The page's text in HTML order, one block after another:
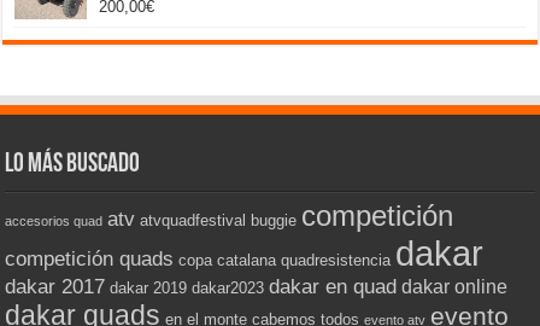
Valorado
de 5
200,00€
Lo más buscado
accesorios quad atv atvquadfestival buggie competición
competición quads copa catalana quadresistencia dakar
dakar 2017 dakar 2019 dakar2023 dakar en quad dakar online
dakar quads en el monte cabemos todos evento atv evento